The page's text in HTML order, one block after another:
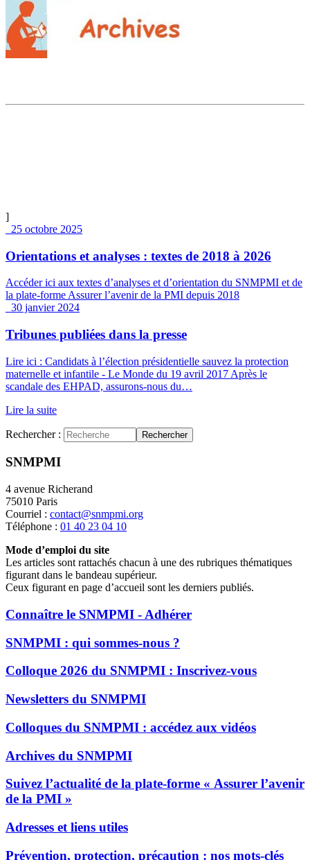
]
25 octobre 2025
Orientations et analyses : textes de 2018 à 2026
Accéder ici aux textes d’analyses et d’orientation du SNMPMI et de
la plate-forme Assurer l’avenir de la PMI depuis 2018
30 janvier 2024
Tribunes publiées dans la presse
Lire ici : Candidats à l’élection présidentielle sauvez la protection
maternelle et infantile - Le Monde du 19 avril 2017 Après le
scandale des EHPAD, assurons-nous du…
Lire la suite
Rechercher : Rechercher
SNMPMI
4 avenue Richerand
75010 Paris
Courriel : contact@snmpmi.org
Téléphone : 01 40 23 04 10
Mode d’emploi du site
Les articles sont rattachés chacun à une des rubriques thématiques
figurant dans le bandeau supérieur.
Ceux figurant en page d’accueil sont les derniers publiés.
Connaître le SNMPMI - Adhérer
SNMPMI : qui sommes-nous ?
Colloque 2026 du SNMPMI : Inscrivez-vous
Newsletters du SNMPMI
Colloques du SNMPMI : accédez aux vidéos
Archives du SNMPMI
Suivez l’actualité de la plate-forme « Assurer l’avenir
de la PMI »
Adresses et liens utiles
Prévention, protection, précaution : nos mots-clés